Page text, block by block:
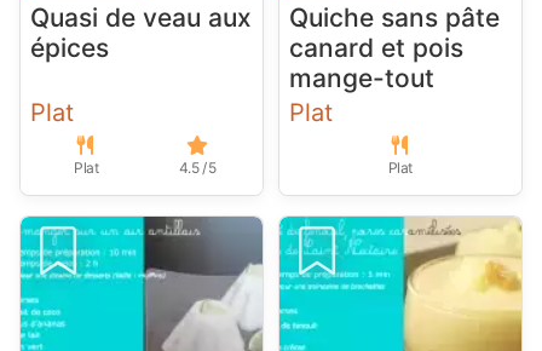
Quasi de veau aux
épices
Plat
Plat 4.5 / 5
Quiche sans pâte
canard et pois
mange-tout
Plat
Plat